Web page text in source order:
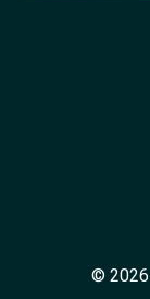
© 2026